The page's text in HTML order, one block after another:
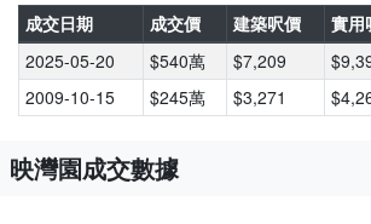
成交日期 成交價 建築呎價 實用
2025-05-20
$540萬 $7,209
2009-10-15
$245萬 $3,271
映灣園成交數據